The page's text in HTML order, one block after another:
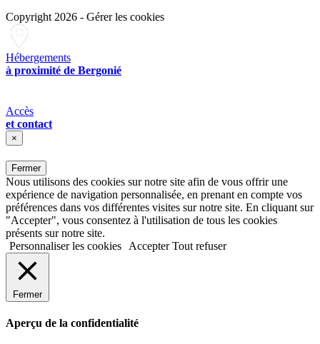
Copyright 2026 - Gérer les cookies
Hébergements
à proximité de Bergonié
Accès
et contact
×
Fermer
Nous utilisons des cookies sur notre site afin de vous offrir une
expérience de navigation personnalisée, en prenant en compte vos
préférences dans vos différentes visites sur notre site. En cliquant sur
"Accepter", vous consentez à l'utilisation de tous les cookies
présents sur notre site.
Personnaliser les cookies
Accepter Tout refuser
Fermer
Aperçu de la confidentialité